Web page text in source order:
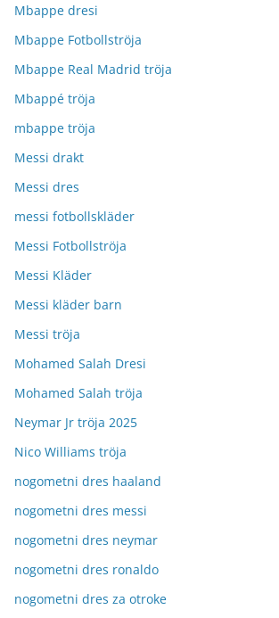
Mbappe dresi
Mbappe Fotbollströja
Mbappe Real Madrid tröja
Mbappé tröja
mbappe tröja
Messi drakt
Messi dres
messi fotbollskläder
Messi Fotbollströja
Messi Kläder
Messi kläder barn
Messi tröja
Mohamed Salah Dresi
Mohamed Salah tröja
Neymar Jr tröja 2025
Nico Williams tröja
nogometni dres haaland
nogometni dres messi
nogometni dres neymar
nogometni dres ronaldo
nogometni dres za otroke